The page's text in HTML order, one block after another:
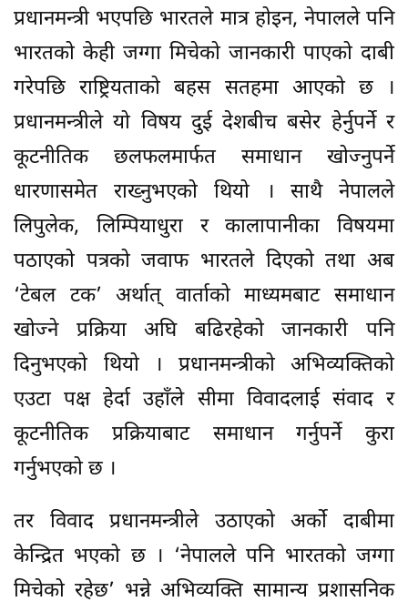
प्रधानमन्त्री भएपछि भारतले मात्र होइन, नेपालले पनि
भारतको केही जग्गा मिचेको जानकारी पाएको दाबी
गरेपछि राष्ट्रियताको बहस सतहमा आएको छ ।
प्रधानमन्त्रीले यो विषय दुई देशबीच बसेर हेर्नुपर्ने र
कूटनीतिक छलफलमार्फत समाधान खोज्नुपर्ने
धारणासमेत राख्नुभएको थियो । साथै नेपालले
लिपुलेक, लिम्पियाधुरा र कालापानीका विषयमा
पठाएको पत्रको जवाफ भारतले दिएको तथा अब
‘टेबल टक’ अर्थात् वार्ताको माध्यमबाट समाधान
खोज्ने प्रक्रिया अघि बढिरहेको जानकारी पनि
दिनुभएको थियो । प्रधानमन्त्रीको अभिव्यक्तिको
एउटा पक्ष हेर्दा उहाँले सीमा विवादलाई संवाद र
कूटनीतिक प्रक्रियाबाट समाधान गर्नुपर्ने कुरा
गर्नुभएको छ ।
तर विवाद प्रधानमन्त्रीले उठाएको अर्को दाबीमा
केन्द्रित भएको छ । ‘नेपालले पनि भारतको जग्गा
मिचेको रहेछ’ भन्ने अभिव्यक्ति सामान्य प्रशासनिक